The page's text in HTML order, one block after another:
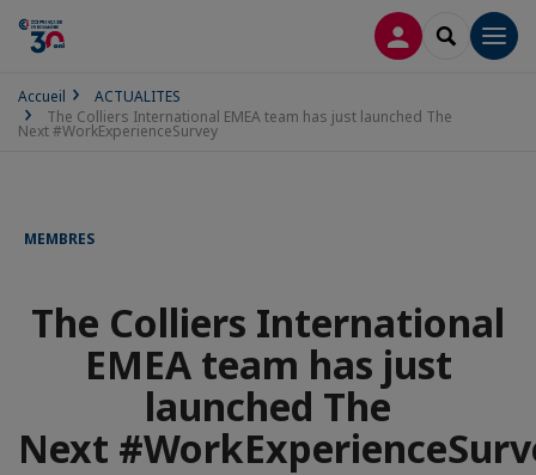
CONNEXION
Accueil
ACTUALITES
The Colliers International EMEA team has just launched The
Next #WorkExperienceSurvey
MEMBRES
The Colliers International
EMEA team has just
launched The
Next